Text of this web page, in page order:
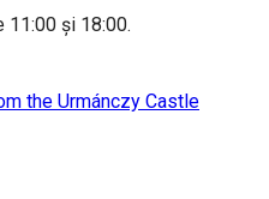
11:00 și 18:00.
the Urmánczy Castle